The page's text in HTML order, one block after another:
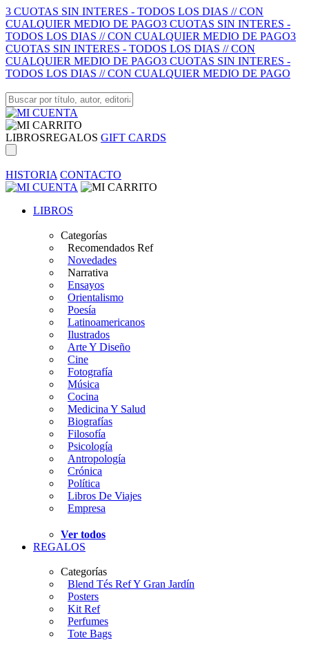
3 CUOTAS SIN INTERES - TODOS LOS DIAS // CON
CUALQUIER MEDIO DE PAGO3 CUOTAS SIN INTERES -
TODOS LOS DIAS // CON CUALQUIER MEDIO DE PAGO3
CUOTAS SIN INTERES - TODOS LOS DIAS // CON
CUALQUIER MEDIO DE PAGO3 CUOTAS SIN INTERES -
TODOS LOS DIAS // CON CUALQUIER MEDIO DE PAGO
LIBROSREGALOS GIFT CARDS
HISTORIA CONTACTO
LIBROS
Categorías
Recomendados Ref
Novedades
Narrativa
Ensayos
Orientalismo
Poesía
Latinoamericanos
Ilustrados
Arte Y Diseño
Cine
Fotografía
Música
Cocina
Medicina Y Salud
Biografías
Filosofía
Psicología
Antropología
Crónica
Política
Libros De Viajes
Empresa
Ver todos
REGALOS
Categorías
Blend Tés Ref Y Gran Jardín
Posters
Kit Ref
Perfumes
Tote Bags